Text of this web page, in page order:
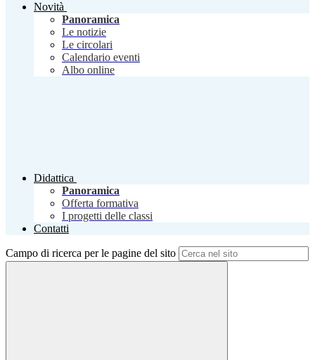
Novità
Panoramica
Le notizie
Le circolari
Calendario eventi
Albo online
Didattica
Panoramica
Offerta formativa
I progetti delle classi
Contatti
Campo di ricerca per le pagine del sito